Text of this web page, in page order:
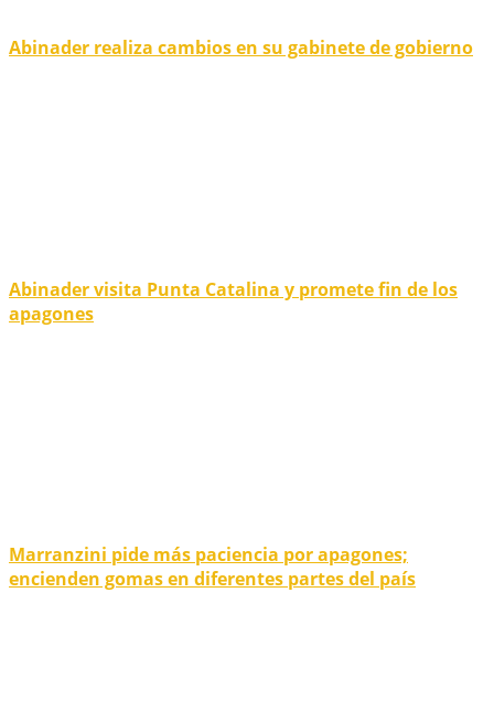
Abinader realiza cambios en su gabinete de gobierno
Abinader visita Punta Catalina y promete fin de los
apagones
Marranzini pide más paciencia por apagones;
encienden gomas en diferentes partes del país